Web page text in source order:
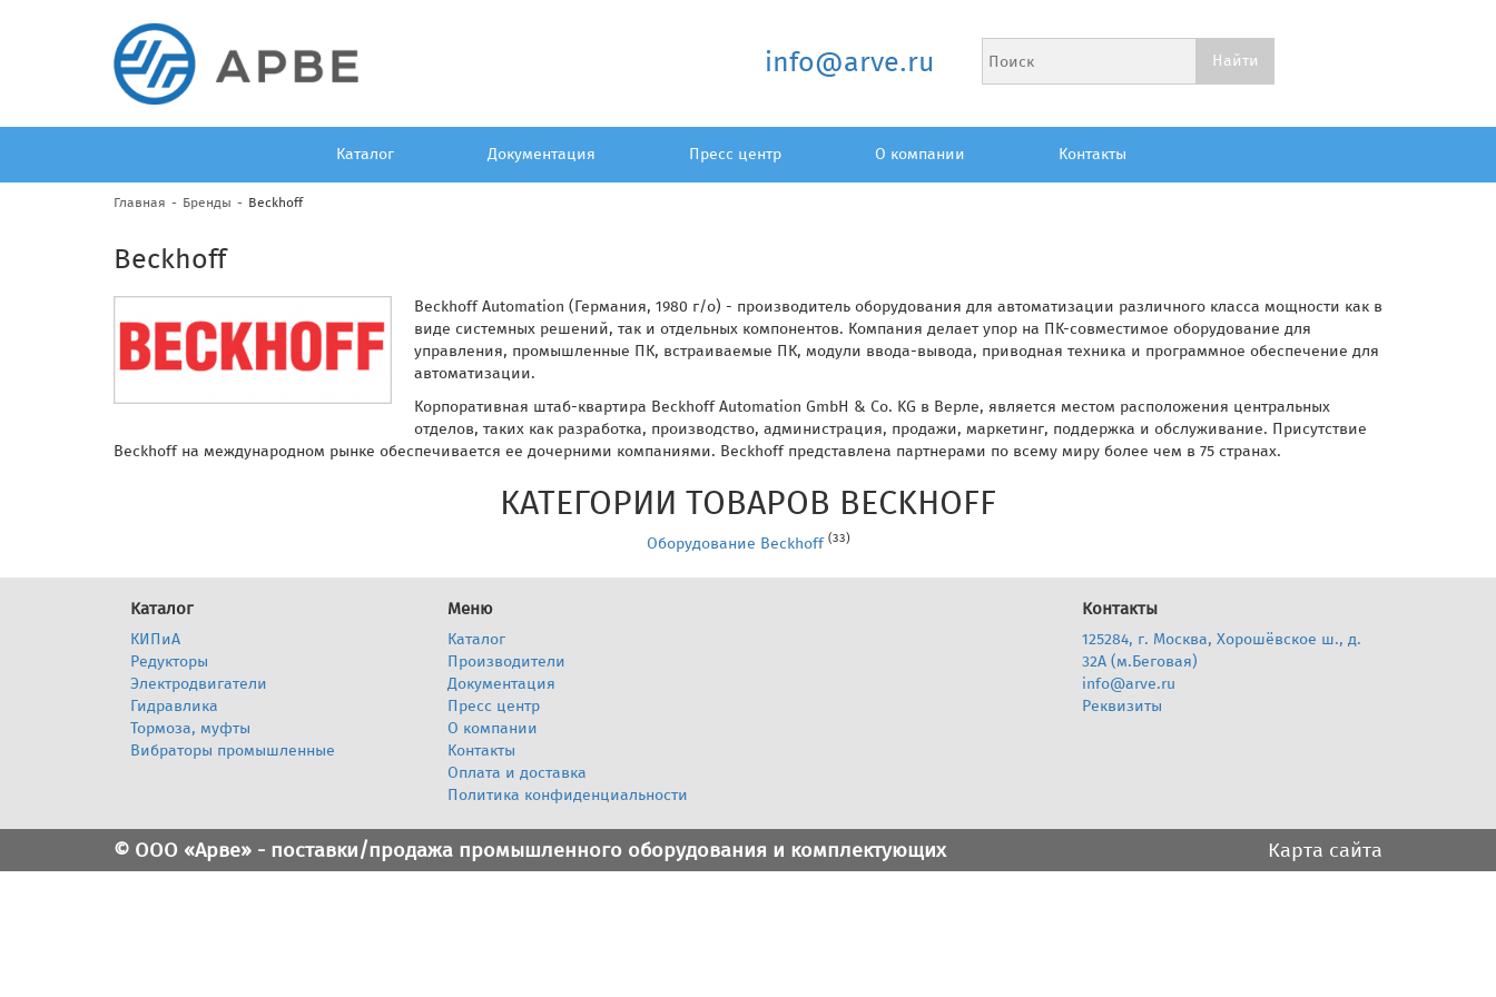
info@arve.ru
Каталог Документация Пресс центр О компании Контакты
Главная Бренды Beckhoff
Beckhoff
Beckhoff Automation (Германия, 1980 г/о) - производитель оборудования для автоматизации различного класса мощности как в
виде системных решений, так и отдельных компонентов. Компания делает упор на ПК-совместимое оборудование для
управления, промышленные ПК, встраиваемые ПК, модули ввода-вывода, приводная техника и программное обеспечение для
автоматизации.
Корпоративная штаб-квартира Beckhoff Automation GmbH & Co. KG в Верле, является местом расположения центральных
отделов, таких как разработка, производство, администрация, продажи, маркетинг, поддержка и обслуживание. Присутствие
Beckhoff на международном рынке обеспечивается ее дочерними компаниями. Beckhoff представлена ​​партнерами по всему миру более чем в 75 странах.
КАТЕГОРИИ ТОВАРОВ BECKHOFF
Оборудование Beckhoff (33)
Каталог
КИПиА
Редукторы
Электродвигатели
Гидравлика
Тормоза, муфты
Вибраторы промышленные
Меню
Каталог
Производители
Документация
Пресс центр
О компании
Контакты
Оплата и доставка
Политика конфиденциальности
Контакты
125284, г. Москва, Хорошёвское ш., д.
32А (м.Беговая)
info@arve.ru
Реквизиты
© ООО «Арве» - поставки/продажа промышленного оборудования и комплектующих Карта сайта